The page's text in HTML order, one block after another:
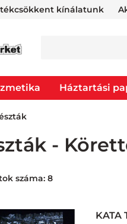
kínálatunk
Háztartási
-
száma: 8
KATA